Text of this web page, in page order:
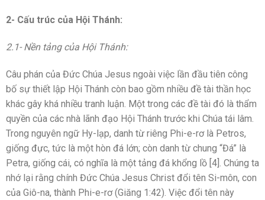
2- Cấu trúc của Hội Thánh:
2.1- Nền tảng của Hội Thánh:
Câu phán của Đức Chúa Jesus ngoài việc lần đầu tiên công
bố sự thiết lập Hội Thánh còn bao gồm nhiều đề tài thần học
khác gây khá nhiều tranh luận. Một trong các đề tài đó là thẩm
quyền của các nhà lãnh đạo Hội Thánh trước khi Chúa tái lâm.
Trong nguyên ngữ Hy-lạp, danh từ riêng Phi-e-rơ là Petros,
giống đực, tức là một hòn đá lớn; còn danh từ chung “Đá” là
Petra, giống cái, có nghĩa là một tảng đá khổng lồ [4]. Chúng ta
nhớ lại rằng chính Đức Chúa Jesus Christ đổi tên Si-môn, con
của Giô-na, thành Phi-e-rơ (Giăng 1:42). Việc đổi tên này